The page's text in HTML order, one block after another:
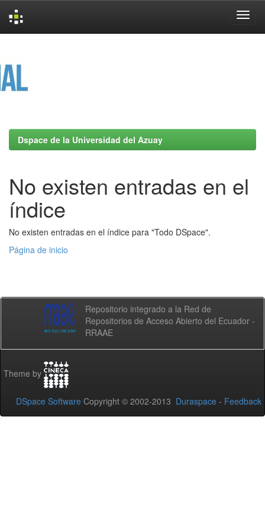
Dspace de la Universidad del Azuay
No existen entradas en el
índice
No existen entradas en el índice para "Todo DSpace".
Página de inicio
Repositorio integrado a la Red de
Repositorios de Acceso Abierto del Ecuador -
RRAAE
Theme by
DSpace Software Copyright © 2002-2013 Duraspace - Feedback